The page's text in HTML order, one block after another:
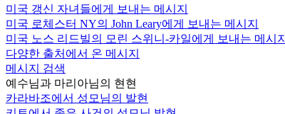
미국 갱신 자녀들에게 보내는 메시지
미국 로체스터 NY의 John Leary에게 보내는 메시지
미국 노스 리드빌의 모린 스위니-카일에게 보내는 메시지
다양한 출처에서 온 메시지
메시지 검색
예수님과 마리아님의 현현
카라바조에서 성모님의 발현